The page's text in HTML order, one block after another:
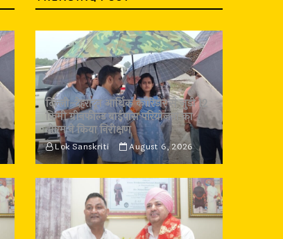
दिल्ली-देहरादून आर्थिक कॉरिडोर से जुड़ी 12
किमी ग्रीनफील्ड बाईपास परियोजना का
डीएम ने किया निरीक्षण
Lok Sanskriti August 6, 2026